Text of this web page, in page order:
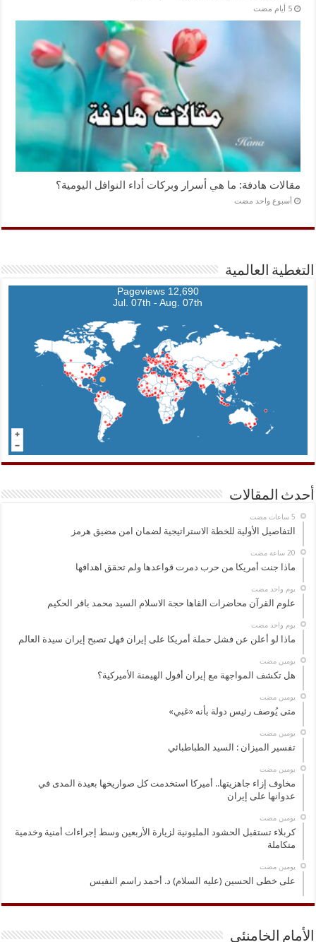
‏5 أيام مضت
مقالات هادفة: ما هي أسرار وبركات أداء النوافل اليومية؟
‏أسبوع واحد مضت
التغطية العالمية
12,690 Pageviews
Jul. 07th - Aug. 07th
أحدث المقالات
التفاصيل الأولية للخطة الاستراتيجية لضمان امن مضيق هرمز
ماذا جنت أمريكا من حرب دمرت قواعدها ولم تحقق اهدافها
‏يوم واحد مضت
علوم القرآن محاضرات القاها حجة الاسلام السيد محمد باقر الحكيم
‏يوم واحد مضت
ماذا لو أعلن عن فشل حملة أمريكا على إيران فهل تصبح إيران سيدة العالم
‏يومين مضت
هل تكشف المواجهة مع إيران أفول الهيمنة الأميركية؟
‏يومين مضت
متى يُوصف رئيس دولة بأنه «غبي»
‏يومين مضت
تفسير الميزان : السيد الطباطبائي
‏يومين مضت
مخاوف إزاء جاهزيتها.. أميركا استخدمت كل صواريخها بعيدة المدى في
عدوانها على إيران
‏يومين مضت
كربلاء تستقبل الحشود المليونية لزيارة الأربعين وسط إجراءات أمنية وخدمية
متكاملة
‏يومين مضت
على خطى الحسين (عليه السلام) د. أحمد راسم النفيس
الأمام الخامنئي